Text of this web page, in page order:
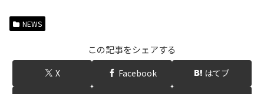
NEWS
この記事をシェアする
X Facebook はてブ